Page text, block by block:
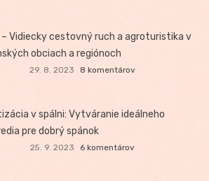
– Vidiecky cestovný ruch a agroturistika v
obciach a regiónoch
29. 8. 2023 8 komentárov
v spálni: Vytváranie ideálneho
pre dobrý spánok
25. 9. 2023 6 komentárov